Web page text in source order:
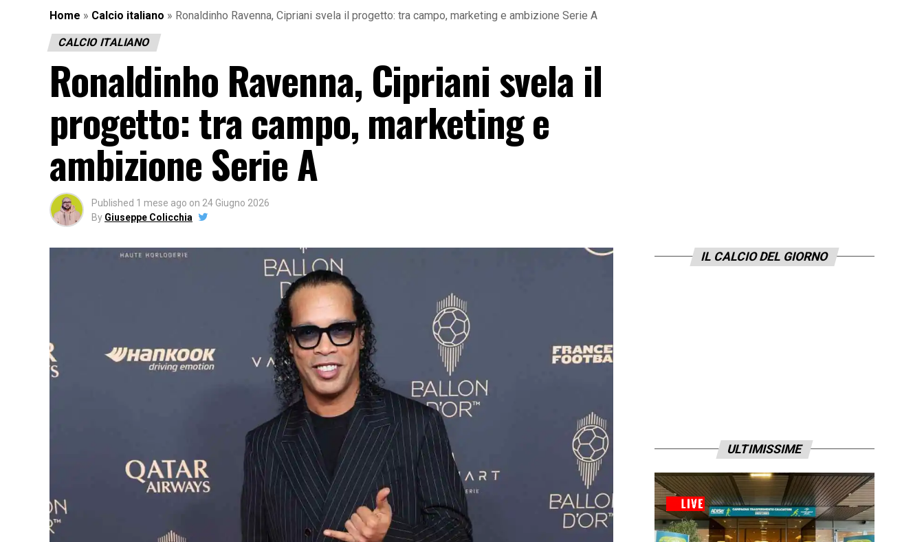
Home » Calcio italiano » Ronaldinho Ravenna, Cipriani svela il progetto: tra campo, marketing e ambizione Serie A
CALCIO ITALIANO
Ronaldinho Ravenna, Cipriani svela il
progetto: tra campo, marketing e
ambizione Serie A
Published 1 mese ago on 24 Giugno 2026
By Giuseppe Colicchia
IL CALCIO DEL GIORNO
ULTIMISSIME